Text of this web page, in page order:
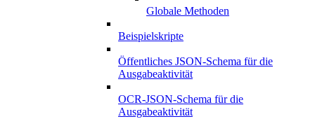
Globale Methoden
Beispielskripte
Öffentliches JSON-Schema für die
Ausgabeaktivität
OCR-JSON-Schema für die
Ausgabeaktivität